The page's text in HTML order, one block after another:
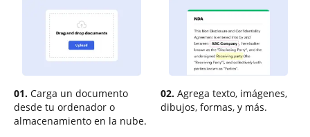
01. Carga un documento
desde tu ordenador o
almacenamiento en la nube.
02. Agrega texto, imágenes,
dibujos, formas, y más.